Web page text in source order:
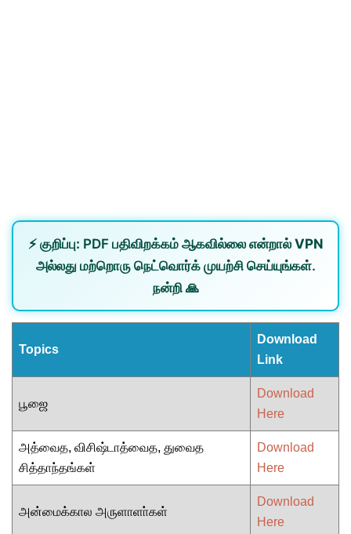
⚡ குறிப்பு: PDF பதிவிறக்கம் ஆகவில்லை என்றால் VPN
அல்லது மற்றொரு நெட்வொர்க்முயற்சி செய்யுங்கள்.
நன்றி 🙏
Topics
Download
Link
பூஜை
Download
Here
அத்வைத, விசிஷ்டாத்வைத, துவைத
சித்தாந்தங்கள்
Download
Here
அன்மைக்கால அருளாளா்கள்
Download
Here